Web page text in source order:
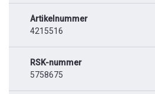
Artikelnummer
4215516
RSK-nummer
5758675